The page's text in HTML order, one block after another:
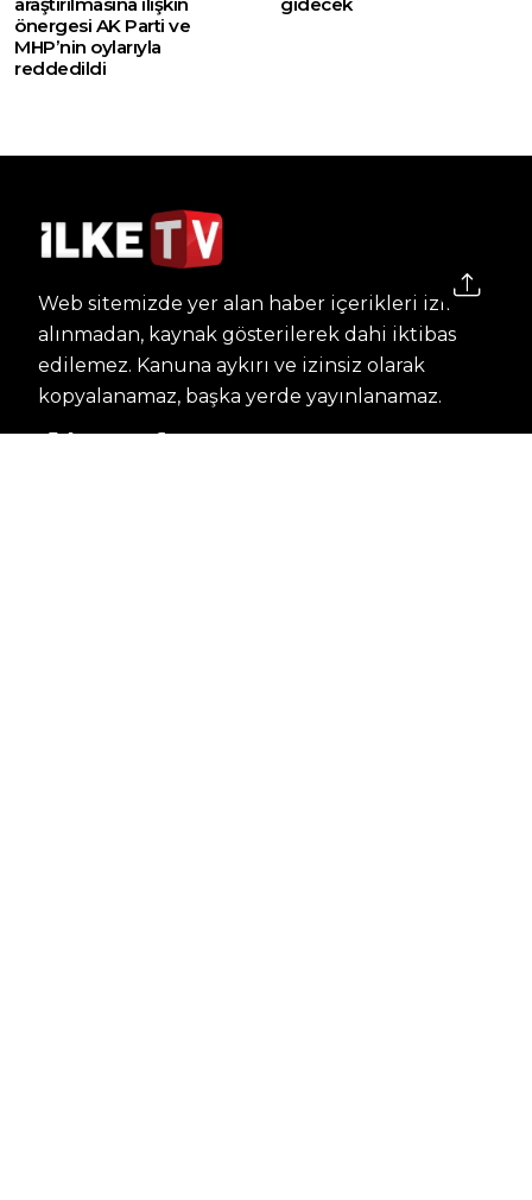
araştırılmasına ilişkin
önergesi AK Parti ve
MHP’nin oylarıyla
reddedildi
gidecek
Web sitemizde yer alan haber içerikleri izin
alınmadan, kaynak gösterilerek dahi iktibas
edilemez. Kanuna aykırı ve izinsiz olarak
kopyalanamaz, başka yerde yayınlanamaz.